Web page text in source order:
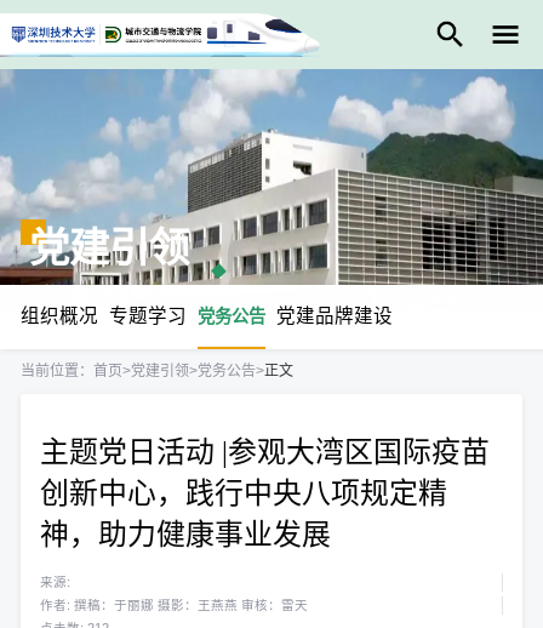
党建引领
组织概况 专题学习 党务公告 党建品牌建设
当前位置： 首页>党建引领>党务公告>正文
主题党日活动 |参观大湾区国际疫苗
创新中心，践行中央八项规定精
神，助力健康事业发展
来源:
作者: 撰稿：于丽娜 摄影：王燕燕 审核：雷天